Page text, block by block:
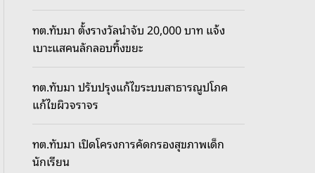
e
ทต.ทับมา ตั้งรางวัลนำจับ 20,000 บาท แจ้ง
เบาะแสคนลักลอบทิ้งขยะ
ทต.ทับมา ปรับปรุงแก้ไขระบบสาธารณูปโภค
แก้ไขผิวจราจร
ทต.ทับมา เปิดโครงการคัดกรองสุขภาพเด็ก
นักเรียน